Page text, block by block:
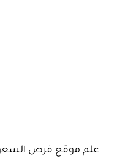
علم موقع فرص